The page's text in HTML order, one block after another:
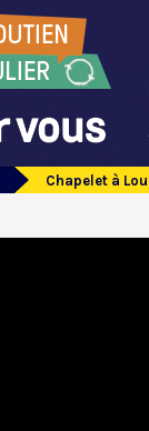
Chapelet à